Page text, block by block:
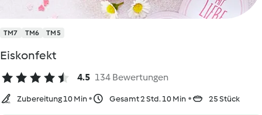
TM7 TM6 TM5
Eiskonfekt
4.5 134 Bewertungen
Zubereitung 10 Min Gesamt 2 Std. 10 Min 25 Stück